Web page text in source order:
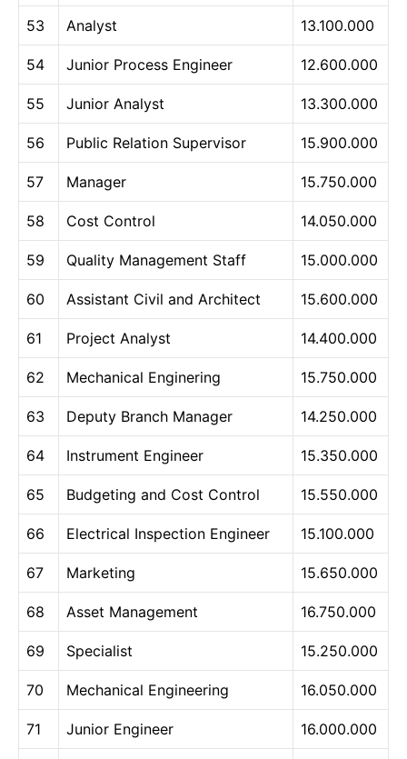
53 Analyst 13.100.000
54 Junior Process Engineer 12.600.000
55 Junior Analyst 13.300.000
56 Public Relation Supervisor 15.900.000
57 Manager 15.750.000
58 Cost Control 14.050.000
59 Quality Management Staff 15.000.000
60 Assistant Civil and Architect 15.600.000
61 Project Analyst 14.400.000
62 Mechanical Enginering 15.750.000
63 Deputy Branch Manager 14.250.000
64 Instrument Engineer 15.350.000
65 Budgeting and Cost Control 15.550.000
66 Electrical Inspection Engineer 15.100.000
67 Marketing 15.650.000
68 Asset Management 16.750.000
69 Specialist 15.250.000
70 Mechanical Engineering 16.050.000
71 Junior Engineer 16.000.000